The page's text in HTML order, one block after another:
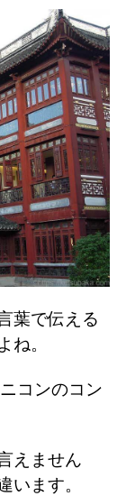
葉で伝える
ね。
コンのコン
えません
います。